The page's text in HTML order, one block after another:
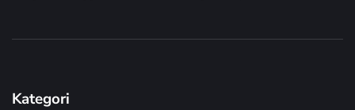
Kategori